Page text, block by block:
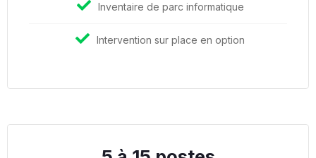
Inventaire de parc informatique
Intervention sur place en option